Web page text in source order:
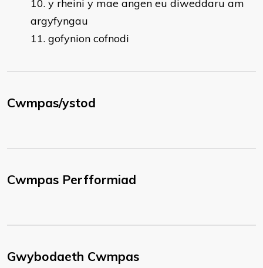
10. y rheini y mae angen eu diweddaru am
argyfyngau
11. gofynion cofnodi
Cwmpas/ystod
Cwmpas Perfformiad
Gwybodaeth Cwmpas